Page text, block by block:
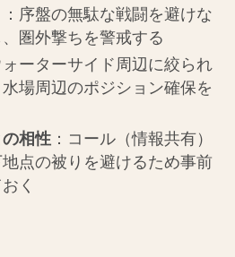
：序盤の無駄な戦闘を避けな
圏外撃ちを警戒する
ォーターサイド周辺に絞られ
場周辺のポジション確保を
相性：コール（情報共有）
点の被りを避けるため事前
く